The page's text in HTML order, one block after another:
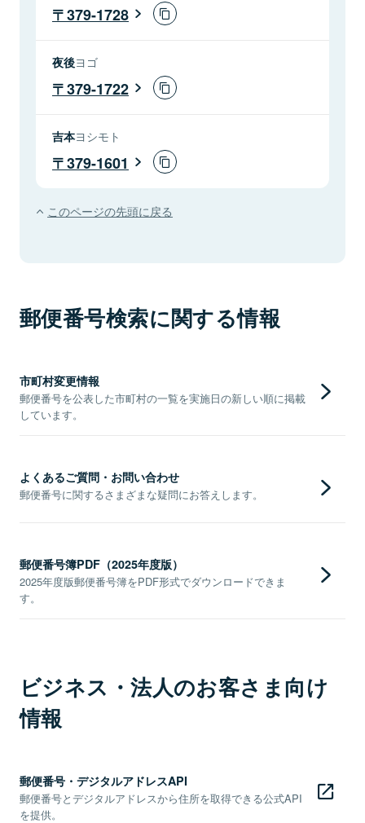
379-1728
夜後ヨゴ
379-1722
吉本ヨシモト
379-1601
このページの先頭に戻る
郵便番号検索に関する情報
市町村変更情報
郵便番号を公表した市町村の一覧を実施日の新しい順に掲載
しています。
よくあるご質問・お問い合わせ
郵便番号に関するさまざまな疑問にお答えします。
郵便番号簿PDF（2025年度版）
2025年度版郵便番号簿をPDF形式でダウンロードできま
す。
ビジネス・法人のお客さま向け
情報
郵便番号・デジタルアドレスAPI
郵便番号とデジタルアドレスから住所を取得できる公式API
を提供。